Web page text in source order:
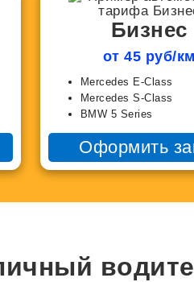
Бизнес
от 45 руб/км
Mercedes E-Class
Mercedes S-Class
BMW 5 Series
Оформить